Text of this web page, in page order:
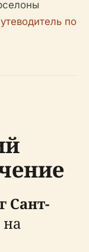
по
Сант-
на